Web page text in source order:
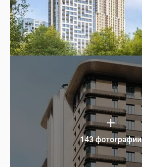
143 фотографии